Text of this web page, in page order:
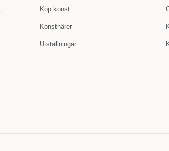
Köp konst
Konstnärer
Utställningar